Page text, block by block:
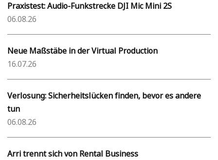
Praxistest: Audio-Funkstrecke DJI Mic Mini 2S
06.08.26
Neue Maßstäbe in der Virtual Production
16.07.26
Verlosung: Sicherheitslücken finden, bevor es andere
tun
06.08.26
Arri trennt sich von Rental Business